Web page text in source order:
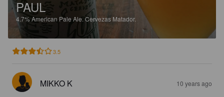
PAUL
4.7%American Pale Ale. Cervezas Matador.
3.5
MIKKO K 10 years ago